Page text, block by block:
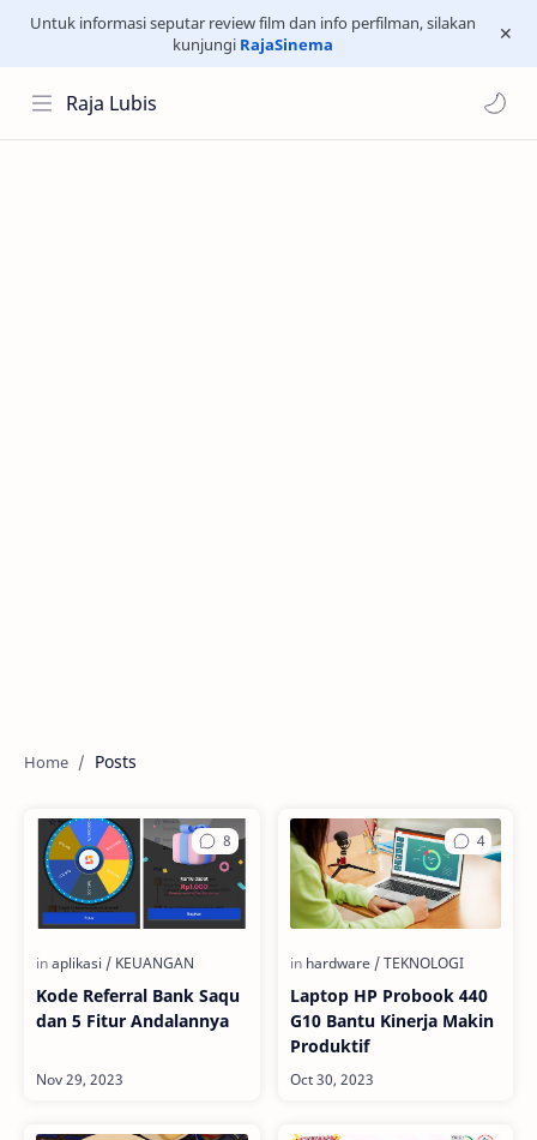
Untuk informasi seputar review film dan info perfilman, silakan
kunjungi RajaSinema
Raja Lubis
Posts
Kode Referral Bank Saqu
dan 5 Fitur Andalannya
Laptop HP Probook 440
G10 Bantu Kinerja Makin
Produktif